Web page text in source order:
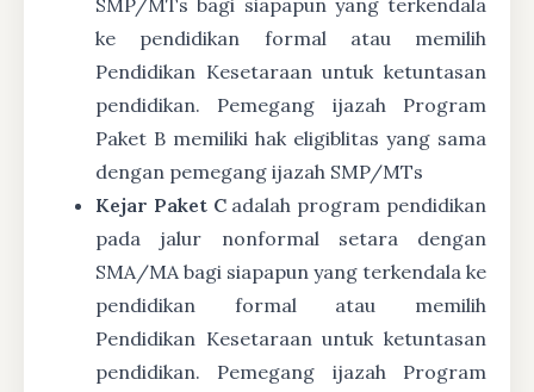
SMP/MTs bagi siapapun yang terkendala
ke pendidikan formal atau memilih
Pendidikan Kesetaraan untuk ketuntasan
pendidikan. Pemegang ijazah Program
Paket B memiliki hak eligiblitas yang sama
dengan pemegang ijazah SMP/MTs
Kejar Paket Cadalah program pendidikan
pada jalur nonformal setara dengan
SMA/MA bagi siapapun yang terkendala ke
pendidikan formal atau memilih
Pendidikan Kesetaraan untuk ketuntasan
pendidikan. Pemegang ijazah Program